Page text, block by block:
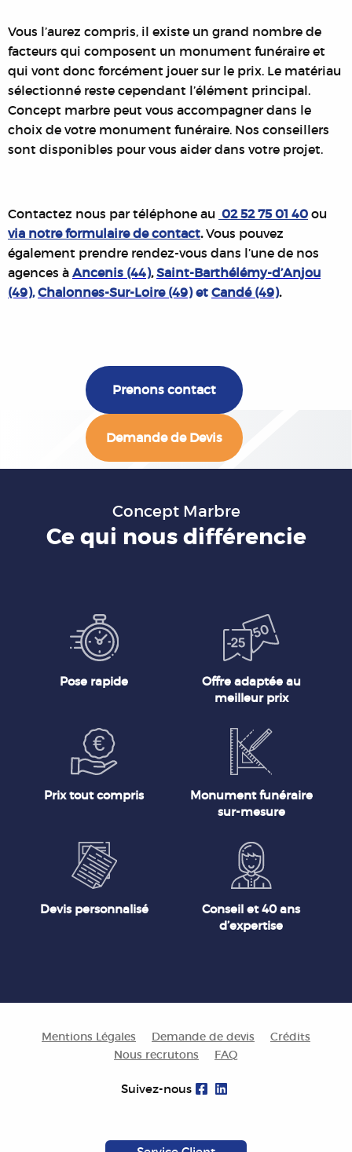
Vous l’aurez compris, il existe un grand nombre de
facteurs qui composent un monument funéraire et
qui vont donc forcément jouer sur le prix. Le matériau
sélectionné reste cependant l’élément principal.
Concept marbre peut vous accompagner dans le
choix de votre monument funéraire. Nos conseillers
sont disponibles pour vous aider dans votre projet.
Contactez nous par téléphone au 02 52 75 01 40 ou
via notre formulaire de contact.Vous pouvez
également prendre rendez-vous dans l’une de nos
agences à Ancenis (44),Saint-Barthélémy-d’Anjou
(49),Chalonnes-Sur-Loire (49)et Candé (49).
Prenons contact
Demande de Devis
Concept Marbre
Ce qui nous différencie
Pose rapide
Offre adaptée au
meilleur prix
Prix tout compris
Monument funéraire
sur-mesure
Devis personnalisé
Conseil et 40 ans
d’expertise
Mentions Légales Demande de devis
Crédits
Nous recrutons
FAQ
Suivez-nous